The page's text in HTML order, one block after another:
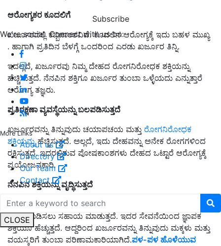
Subscribe
We're social. Connect with us on:
More Links
About us
Directory
Our Team
Contact
CLOSE
ಆರೋಗ್ಯಕರ ಕೂದಲಿಗೆ
ಖರ್ಜೂರದಲ್ಲಿ ಕಬ್ಬಿಣಾಂಶವಿದೆ. ಕೂದಲಿನ ಆರೋಗ್ಯಕ್ಕೆ ಇದು ಬಹಳ ಮುಖ್ಯ
. ಹಾಗಾಗಿ ಪ್ರತಿದಿನ ಬೆಳಗ್ಗೆ ಒಂದರಿಂದ ಎರಡು ಖರ್ಜೂರ ತಿನ್ನಿ.
ಇದಲ್ಲದೆ, ಖರ್ಜೂರವು ನಿಮ್ಮ ದೇಹದ ರೋಗನಿರೋಧಕ ಶಕ್ತಿಯನ್ನು
ಹೆಚ್ಚಿಸುತ್ತದೆ. ನೆನಪಿನ ಶಕ್ತಿಗೂ ಖರ್ಜೂರ ತುಂಬಾ ಒಳ್ಳೆಯದು ಎನ್ನುತ್ತಾರೆ
ಆರೋಗ್ಯ ತಜ್ಞರು.
ಪ್ರತಿರಕ್ಷಣಾ ವ್ಯವಸ್ಥೆಯನ್ನು ಬಲಪಡಿಸುತ್ತದೆ
ಖರ್ಜೂರವನ್ನು ತಿನ್ನುವುದು ಚಯಾಪಚಯ ಮತ್ತು ರೋಗನಿರೋಧಕ
ಶಕ್ತಿಯನ್ನುಹೆಚ್ಚಿಸುತ್ತದೆ. ಅಲ್ಲದೆ, ಇದು ದೇಹವನ್ನು ಅನೇಕ ರೋಗಗಳಿಂದ
ರಕ್ಷಿಸುತ್ತದೆ. ಇದರಲ್ಲಿರುವ ಪೋಷಕಾಂಶಗಳು ದೇಹದ ಒಟ್ಟಾರೆ ಆರೋಗ್ಯಕ್ಕೆ
ಪ್ರಯೋಜನಕಾರಿ.
ನೆನಪಿನ ಶಕ್ತಿಯನ್ನು ವೃದ್ಧಿಸುತ್ತದೆ
ಖರ್ಜೂರದಲ್ಲಿ ಫೈಬರ್ ಸಮೃದ್ಧವಾಗಿದೆ. ಇದು ಮಲಬದ್ಧತೆ ಸಮಸ್ಯೆಯನ್ನು
ಹೋಗಲಾಡಿಸಲು ಸಹಾಯ ಮಾಡುತ್ತದೆ. ಇದರ ಸೇವನೆಯಿಂದ ಜ್ಞಾಪಕ
ಶಕ್ತಿಯೂ ಹೆಚ್ಚುತ್ತದೆ. ಆದ್ದರಿಂದ ಖರ್ಜೂರವನ್ನು ತಿನ್ನುವುದು ಮಕ್ಕಳು ಮತ್ತು
ವಯಸ್ಕರಿಗೆ ತುಂಬಾ ಪರಿಣಾಮಕಾರಿಯಾಗಿದೆ.ಪಳ-ಪಳ ಹೊಳೆಯುವ